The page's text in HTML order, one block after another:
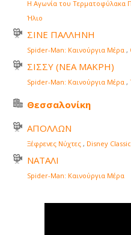
Η Αγωνία του Τερματοφύλακα
Ήλιο
ΣΙΝΕ ΠΑΛΛΗΝΗ
Spider-Man: Καινούργια Μέρα ,
ΣΙΣΣΥ (ΝΕΑ ΜΑΚΡΗ)
Spider-Man: Καινούργια Μέρα ,
Θεσσαλονίκη
ΑΠΟΛΛΩΝ
Ξέφρενες Νύχτες , Disney
ΝΑΤΑΛΙ
Spider-Man: Καινούργια Μέρα